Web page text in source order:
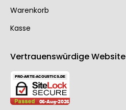
Warenkorb
Kasse
Vertrauenswürdige Website